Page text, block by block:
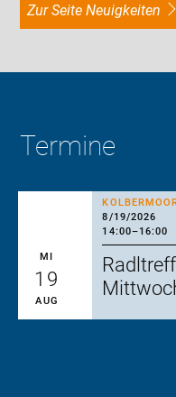
zur Seite Neuigkeiten
Termine
8/19/2026
14:00–16:00
MI
19
AUG